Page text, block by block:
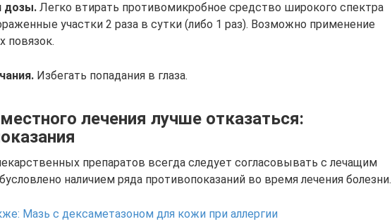
дозы. Легко втирать противомикробное средство широкого спектра
участки 2 раза в сутки (либо 1 раз). Возможно применение
повязок.
Избегать попадания в глаза.
лечения лучше отказаться:
препаратов всегда следует согласовывать с лечащим
наличием ряда противопоказаний во время лечения болезни.
Мазь с дексаметазоном для кожи при аллергии